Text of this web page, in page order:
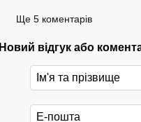
Ще 5 коментарів
Новий відгук або